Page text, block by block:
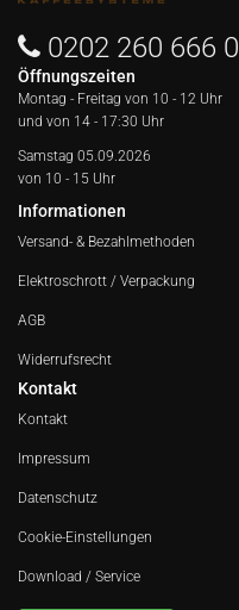
0202 260 666 0
Öffnungszeiten
Montag - Freitag von 10 - 12 Uhr
und von 14 - 17:30 Uhr
Samstag 05.09.2026
von 10 - 15 Uhr
Informationen
Versand- & Bezahlmethoden
Elektroschrott / Verpackung
AGB
Widerrufsrecht
Kontakt
Kontakt
Impressum
Datenschutz
Cookie-Einstellungen
Download / Service